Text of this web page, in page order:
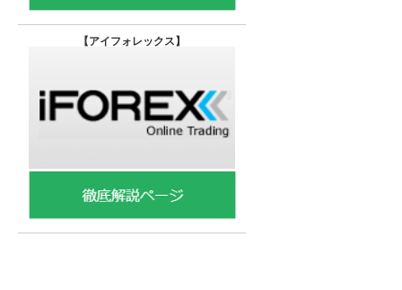
【アイフォレックス】